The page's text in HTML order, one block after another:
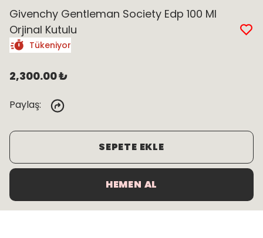
Givenchy Gentleman Society Edp 100 Ml
Orjinal Kutulu
Tükeniyor
2,300.00 ₺
Paylaş:
SEPETE EKLE
HEMEN AL